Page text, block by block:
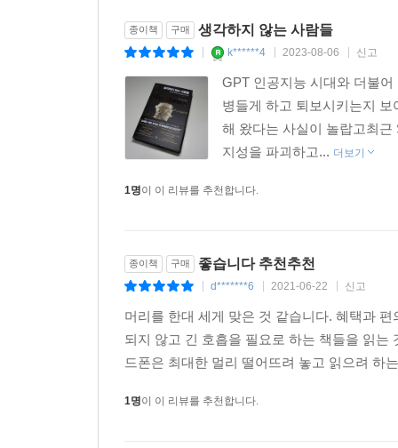
종이책 구매 생각하지 않는 사람들
k******4 2023-08-06 신고
GPT 인공지능 시대와 더불
병들게 하고 퇴보시키는지
해 왔다는 사실이 놀랍고최
지성을 파괴하고... 더보기
1명이 이 리뷰를 추천합니다.
종이책 구매 좋습니다 추천추천
d*******6 2021-06-22 신고
머리를 한대 세게 맞은 것 같습니다. 혜택과
되지 않고 긴 호흡을 필요로 하는 책들을 읽
드폰은 최대한 멀리 떨어뜨려 놓고 읽으려 하
1명이 이 리뷰를 추천합니다.